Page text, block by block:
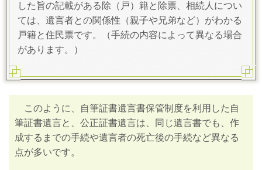
した旨の記載がある除（戸）籍と除票、相続人につい
ては、遺言者との関係性（親子や兄弟など）がわかる
戸籍と住民票です。（手続の内容によって異なる場合
があります。）
このように、自筆証書遺言書保管制度を利用した自
筆証書遺言と、公正証書遺言は、同じ遺言書でも、作
成するまでの手続や遺言者の死亡後の手続など異なる
点が多いです。